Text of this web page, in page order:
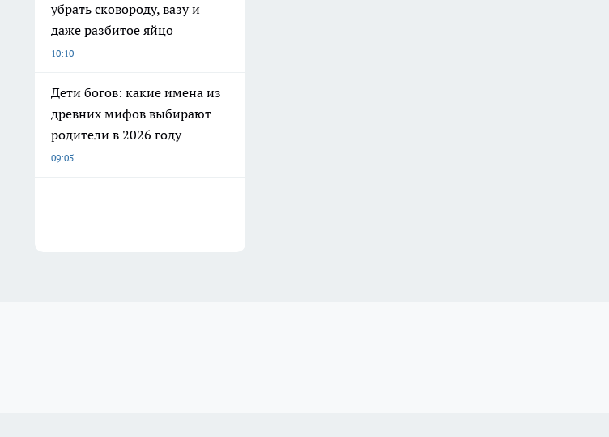
убрать сковороду, вазу и
даже разбитое яйцо
10:10
Дети богов: какие имена из
древних мифов выбирают
родители в 2026 году
09:05